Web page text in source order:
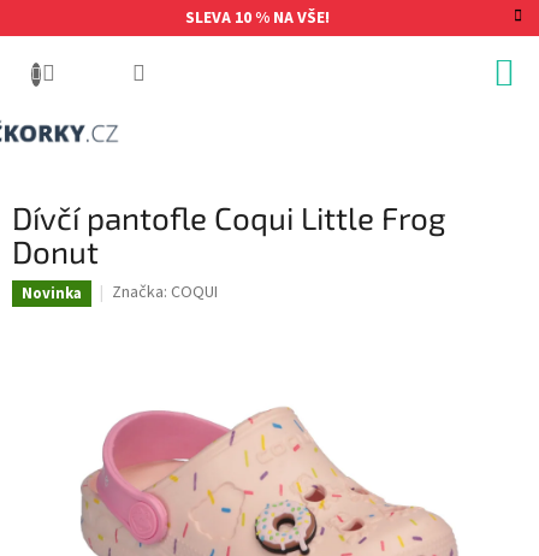
na
SLEVA 10 % NA VŠE!
Dívčí pantofle Coqui Little Frog
Donut
Novinka Značka: COQUI